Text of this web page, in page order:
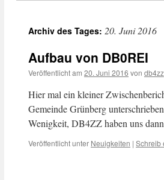
Archiv des Tages: 20. Juni 2016
Aufbau von DB0REI
Veröffentlicht am 20. Juni 2016 von db4zz
Hier mal ein kleiner
Gemeinde Grünberg
Wenigkeit, DB4ZZ haben uns
Veröffentlicht unter Neuigkeiten | Schreib